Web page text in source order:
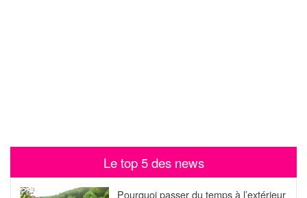
Le top 5 des news
Pourquoi passer du temps à l’extérieur